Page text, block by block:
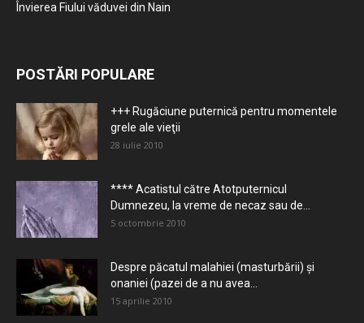
Învierea Fiului văduvei din Nain
POSTĂRI POPULARE
+++ Rugăciune puternică pentru momentele
grele ale vieţii
28 iulie 2010
**** Acatistul către Atotputernicul
Dumnezeu, la vreme de necaz sau de...
5 octombrie 2010
Despre păcatul malahiei (masturbării) şi
onaniei (pazei de a nu avea...
15 aprilie 2010